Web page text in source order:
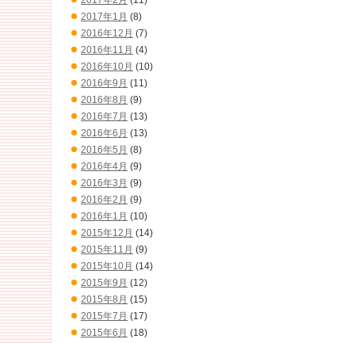
2017年1月 (8)
2016年12月 (7)
2016年11月 (4)
2016年10月 (10)
2016年9月 (11)
2016年8月 (9)
2016年7月 (13)
2016年6月 (13)
2016年5月 (8)
2016年4月 (9)
2016年3月 (9)
2016年2月 (9)
2016年1月 (10)
2015年12月 (14)
2015年11月 (9)
2015年10月 (14)
2015年9月 (12)
2015年8月 (15)
2015年7月 (17)
2015年6月 (18)